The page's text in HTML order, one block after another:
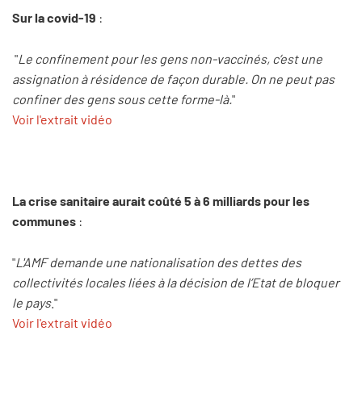
Sur la covid-19 :
"Le confinement pour les gens non-vaccinés, c’est une
assignation à résidence de façon durable. On ne peut pas
confiner des gens sous cette forme-là."
Voir l'extrait vidéo
La crise sanitaire aurait coûté 5 à 6 milliards pour les
communes :
"L'AMF demande une nationalisation des dettes des
collectivités locales liées à la décision de l’Etat de bloquer
le pays."
Voir l'extrait vidéo